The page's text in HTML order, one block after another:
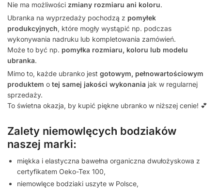
Nie ma możliwości zmiany rozmiaru ani koloru.
Ubranka na wyprzedaży pochodzą z pomyłek
produkcyjnych, które mogły wystąpić np. podczas
wykonywania nadruku lub kompletowania zamówień.
Może to być np. pomyłka rozmiaru, koloru lub modelu
ubranka.
Mimo to, każde ubranko jest gotowym, pełnowartościowym
produktem o tej samej jakości wykonania jak w regularnej
sprzedaży.
To świetna okazja, by kupić piękne ubranko w niższej cenie! 💕
Zalety niemowlęcych bodziaków
naszej marki:
miękka i elastyczna bawełna organiczna dwułożyskowa z
certyfikatem Oeko-Tex 100,
niemowlęce bodziaki uszyte w Polsce,